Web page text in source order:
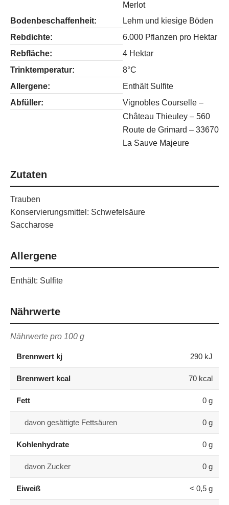
Merlot
Bodenbeschaffenheit:
Lehm und kiesige Böden
Rebdichte:
6.000 Pflanzen pro Hektar
Rebfläche:
4 Hektar
Trinktemperatur:
8°C
Allergene:
Enthält Sulfite
Abfüller:
Vignobles Courselle –
Château Thieuley – 560
Route de Grimard – 33670
La Sauve Majeure
Zutaten
Trauben
Konservierungsmittel: Schwefelsäure
Saccharose
Allergene
Enthält: Sulfite
Nährwerte
Nährwerte pro 100 g
Brennwert kj 290 kJ
Brennwert kcal 70 kcal
Fett 0 g
davon gesättigte Fettsäuren 0 g
Kohlenhydrate 0 g
davon Zucker 0 g
Eiweiß < 0,5 g